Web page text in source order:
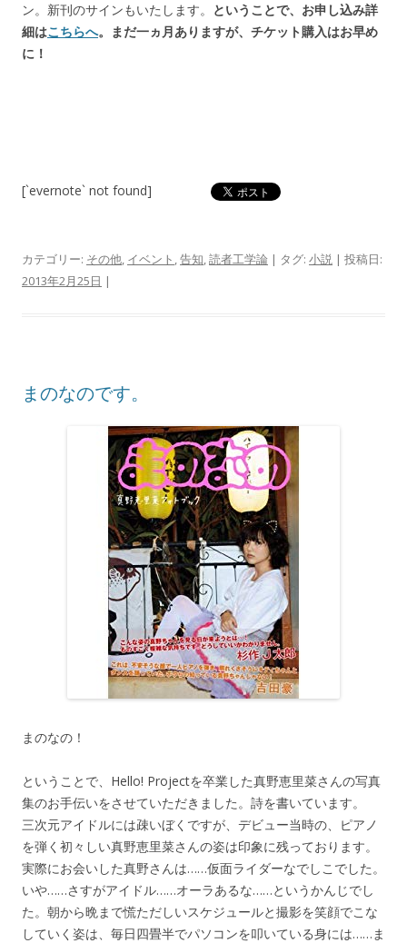
ン。新刊のサインもいたします。 ということで、お申し込み詳
細はこちらへ。まだ一ヵ月ありますが、チケット購入はお早め
に！
[`evernote` not found]
カテゴリー: その他, イベント ,告知,読者工学論 | タグ: 小説 | 投稿日:
2013年2月25日 |
まのなのです。
まのなの！
ということで、Hello! Projectを卒業した真野恵里菜さんの写真
集のお手伝いをさせていただきました。詩を書いています。
三次元アイドルには疎いぼくですが、デビュー当時の、ピアノ
を弾く初々しい真野恵里菜さんの姿は印象に残っております。
実際にお会いした真野さんは……仮面ライダーなでしこでした。
いや……さすがアイドル……オーラあるな……というかんじでし
た。朝から晩まで慌ただしいスケジュールと撮影を笑顔でこな
していく姿は、毎日四畳半でパソコンを叩いている身には……ま